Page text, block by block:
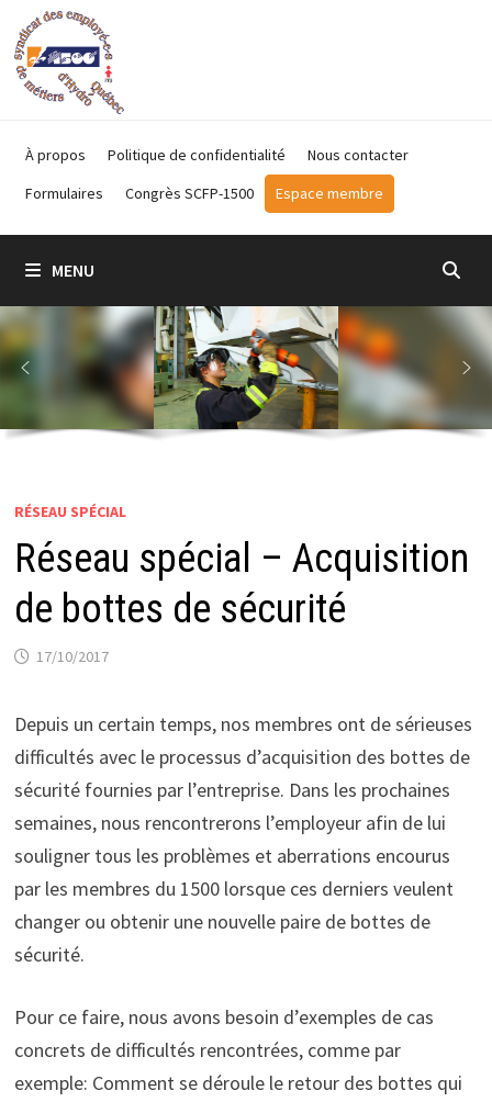
Passer
au
contenu
À propos Politique de confidentialité
Nous contacter
Formulaires
Congrès SCFP-1500 Espace membre
MENU
RÉSEAU SPÉCIAL
Réseau spécial – Acquisition
de bottes de sécurité
17/10/2017
Depuis un certain temps, nos membres ont de sérieuses
difficultés avec le processus d’acquisition des bottes de
sécurité fournies par l’entreprise. Dans les prochaines
semaines, nous rencontrerons l’employeur afin de lui
souligner tous les problèmes et aberrations encourus
par les membres du 1500 lorsque ces derniers veulent
changer ou obtenir une nouvelle paire de bottes de
sécurité.
Pour ce faire, nous avons besoin d’exemples de cas
concrets de difficultés rencontrées, comme par
exemple: Comment se déroule le retour des bottes qui